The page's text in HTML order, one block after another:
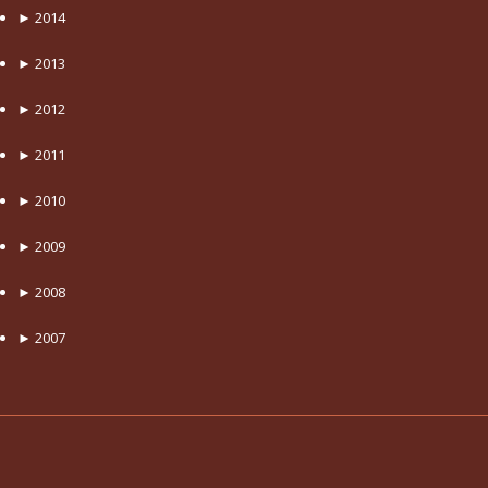
► 2014
► 2013
► 2012
► 2011
► 2010
► 2009
► 2008
► 2007